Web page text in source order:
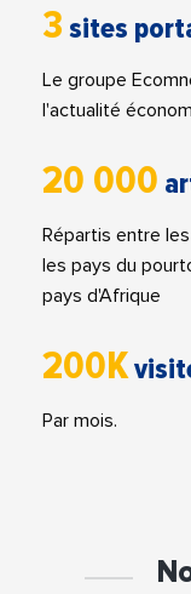
3 sites
Le groupe
l'actualité
20 000
Répartis entre
les pays du
pays d'Afrique
200K
Par mois.